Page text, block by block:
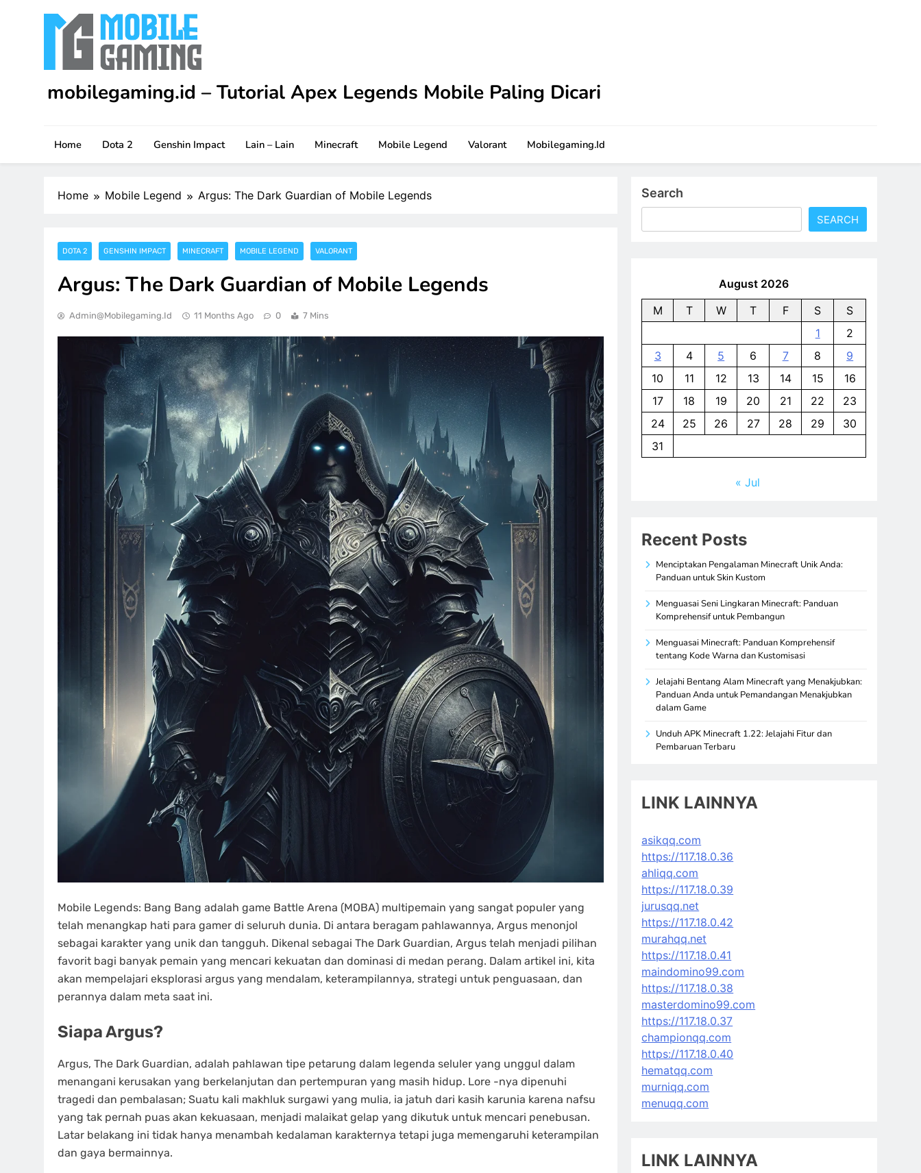
mobilegaming.id – Tutorial Apex Legends Mobile Paling Dicari
game.
Home Dota 2 Genshin Impact Lain – Lain Minecraft Mobile Legend Valorant Mobilegaming.id
Home Mobile Legend Argus: The Dark Guardian of Mobile Legends
DOTA 2 GENSHIN IMPACT MINECRAFT MOBILE LEGEND VALORANT
Argus: The Dark Guardian of Mobile Legends
Admin@mobilegaming.id 11 Months Ago 0 7 Mins
Mobile Legends: Bang Bang adalah game Battle Arena (MOBA) multipemain yang sangat populer yang
telah menangkap hati para gamer di seluruh dunia. Di antara beragam pahlawannya, Argus menonjol
sebagai karakter yang unik dan tangguh. Dikenal sebagai The Dark Guardian, Argus telah menjadi pilihan
favorit bagi banyak pemain yang mencari kekuatan dan dominasi di medan perang. Dalam artikel ini, kita
akan mempelajari eksplorasi argus yang mendalam, keterampilannya, strategi untuk penguasaan, dan
perannya dalam meta saat ini.
Siapa Argus?
Argus, The Dark Guardian, adalah pahlawan tipe petarung dalam legenda seluler yang unggul dalam
menangani kerusakan yang berkelanjutan dan pertempuran yang masih hidup. Lore -nya dipenuhi
tragedi dan pembalasan; Suatu kali makhluk surgawi yang mulia, ia jatuh dari kasih karunia karena nafsu
yang tak pernah puas akan kekuasaan, menjadi malaikat gelap yang dikutuk untuk mencari penebusan.
Latar belakang ini tidak hanya menambah kedalaman karakternya tetapi juga memengaruhi keterampilan
dan gaya bermainnya.
Search
SEARCH
August 2026
M
T W T F S
S
1
2
3
4 5 6 7 8
9
10
11 12 13 14 15
16
17
18 19 20 21 22
23
24
25 26 27 28 29
30
31
« Jul
Recent Posts
Menciptakan Pengalaman Minecraft Unik Anda:
Panduan untuk Skin Kustom
Menguasai Seni Lingkaran Minecraft: Panduan
Komprehensif untuk Pembangun
Menguasai Minecraft: Panduan Komprehensif
tentang Kode Warna dan Kustomisasi
Jelajahi Bentang Alam Minecraft yang Menakjubkan:
Panduan Anda untuk Pemandangan Menakjubkan
dalam Game
Unduh APK Minecraft 1.22: Jelajahi Fitur dan
Pembaruan Terbaru
LINK LAINNYA
asikqq.com
https://117.18.0.36
ahliqq.com
https://117.18.0.39
jurusqq.net
https://117.18.0.42
murahqq.net
https://117.18.0.41
maindomino99.com
https://117.18.0.38
masterdomino99.com
https://117.18.0.37
championqq.com
https://117.18.0.40
hematqq.com
murniqq.com
menuqq.com
LINK LAINNYA